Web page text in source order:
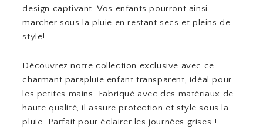
design captivant. Vos enfants pourront ainsi
marcher sous la pluie en restant secs et pleins de
style!
Découvrez notre collection exclusive avec ce
charmant parapluie enfant transparent, idéal pour
les petites mains. Fabriqué avec des matériaux de
haute qualité, il assure protection et style sous la
pluie. Parfait pour éclairer les journées grises !